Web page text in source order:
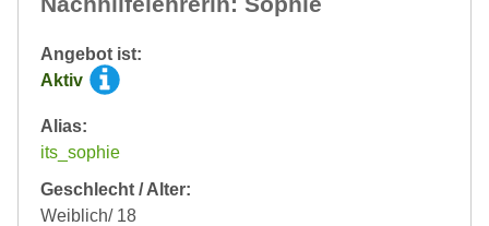
Angebot ist:
Aktiv
Alias:
its_sophie
Geschlecht / Alter:
Weiblich/ 18